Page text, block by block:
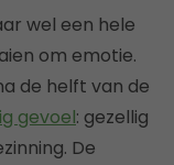
wel een hele
om emotie.
de helft van de
gevoel: gezellig
De